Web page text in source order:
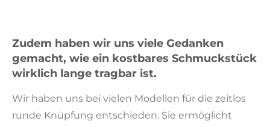
Zudem haben wir uns viele Gedanken
gemacht, wie ein kostbares Schmuckstück
wirklich lange tragbar ist.
Wir haben uns bei vielen Modellen für die zeitlos
runde Knüpfung entschieden. Sie ermöglicht